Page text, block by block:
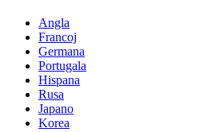
Angla
Francoj
Germana
Portugala
Hispana
Rusa
Japano
Korea